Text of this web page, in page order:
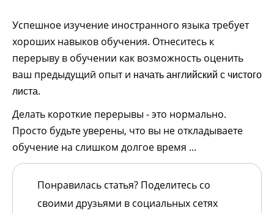
Успешное изучение иностранного языка требует
хороших навыков обучения. Отнеситесь к
перерыву в обучении как возможность оценить
ваш предыдущий опыт и начать английский с чистого
листа.
Делать короткие перерывы - это нормально.
Просто будьте уверены, что вы не откладываете
обучение на слишком долгое время ...
Понравилась статья? Поделитесь со
своими друзьями в социальных сетях